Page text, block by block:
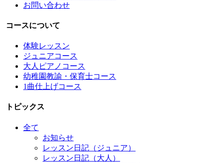
お問い合わせ
コースについて
体験レッスン
ジュニアコース
大人ピアノコース
幼稚園教諭・保育士コース
1曲仕上げコース
トピックス
全て
お知らせ
レッスン日記（ジュニア）
レッスン日記（大人）